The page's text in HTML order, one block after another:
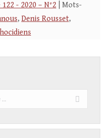
122 - 2020 – N°2 | Mots-
, Denis Rousset,